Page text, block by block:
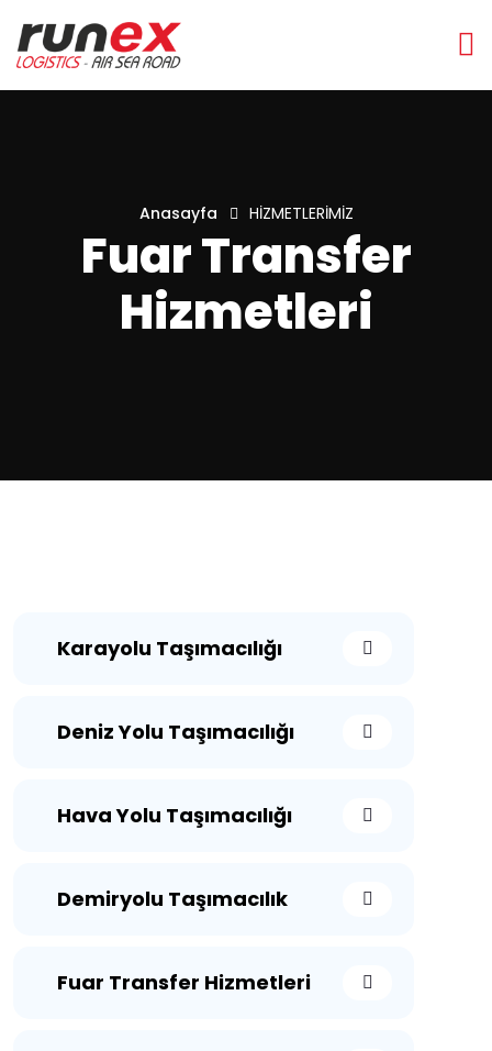
Anasayfa HİZMETLERİMİZ
Fuar Transfer
Hizmetleri
Karayolu Taşımacılığı
Deniz Yolu Taşımacılığı
Hava Yolu Taşımacılığı
Demiryolu Taşımacılık
Fuar Transfer Hizmetleri